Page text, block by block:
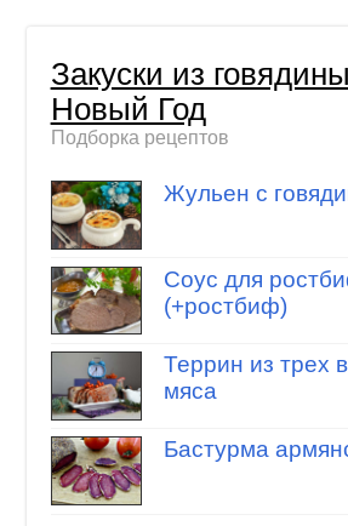
Закуски из
Новый Год
Подборка рецептов
Жульен с
Соус для
(+ростбиф)
Террин из трех
мяса
Бастурма